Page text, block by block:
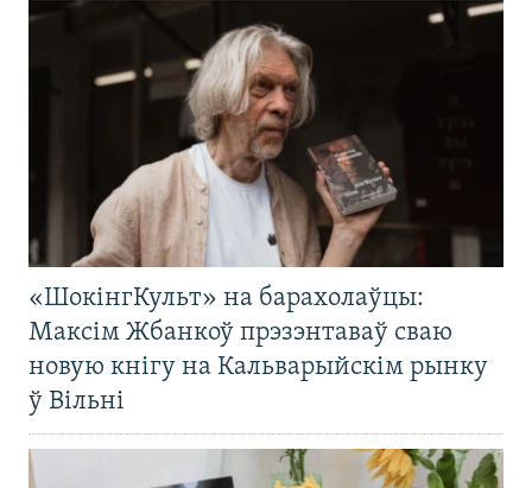
«ШокінгКульт» на барахолаўцы:
Максім Жбанкоў прэзэнтаваў сваю
новую кнігу на Кальварыйскім рынку
ў Вільні